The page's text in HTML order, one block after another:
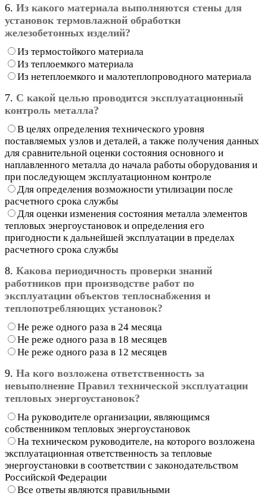
6. Из какого материала выполняются стены для
установок термовлажной обработки
железобетонных изделий?
Из термостойкого материала
Из теплоемкого материала
Из нетеплоемкого и малотеплопроводного материала
7. С какой целью проводится эксплуатационный
контроль металла?
В целях определения технического уровня
поставляемых узлов и деталей, а также получения данных
для сравнительной оценки состояния основного и
наплавленного металла до начала работы оборудования и
при последующем эксплуатационном контроле
Для определения возможности утилизации после
расчетного срока службы
Для оценки изменения состояния металла элементов
тепловых энергоустановок и определения его
пригодности к дальнейшей эксплуатации в пределах
расчетного срока службы
8. Какова периодичность проверки знаний
работников при производстве работ по
эксплуатации объектов теплоснабжения и
теплопотребляющих установок?
Не реже одного раза в 24 месяца
Не реже одного раза в 18 месяцев
Не реже одного раза в 12 месяцев
9. На кого возложена ответственность за
невыполнение Правил технической эксплуатации
тепловых энергоустановок?
На руководителе организации, являющимся
собственником тепловых энергоустановок
На техническом руководителе, на которого возложена
эксплуатационная ответственность за тепловые
энергоустановки в соответствии с законодательством
Российской Федерации
Все ответы являются правильными